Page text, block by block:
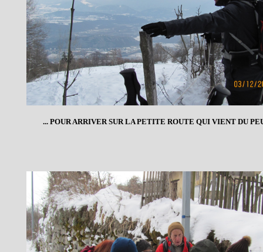
... POUR ARRIVER SUR LA PETITE ROUTE QUI VIENT DU